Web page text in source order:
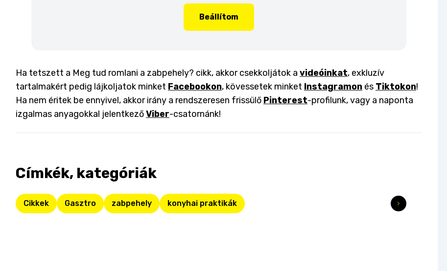
Beállítom
Ha tetszett a Meg tud romlani a zabpehely? cikk, akkor csekkoljátok a videóinkat, exkluzív
tartalmakért pedig lájkoljatok minket Facebookon, kövessetek minket Instagramon és Tiktokon!
Ha nem éritek be ennyivel, akkor irány a rendszeresen frissülő Pinterest-profilunk, vagy a naponta
izgalmas anyagokkal jelentkezőViber-csatornánk!
Címkék, kategóriák
Cikkek Gasztro zabpehely konyhai praktikák